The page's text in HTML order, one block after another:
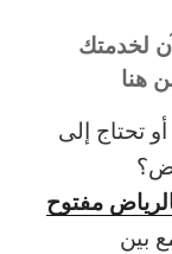
لخدمتك
هنا
تحتاج إلى
مفتوح
بين